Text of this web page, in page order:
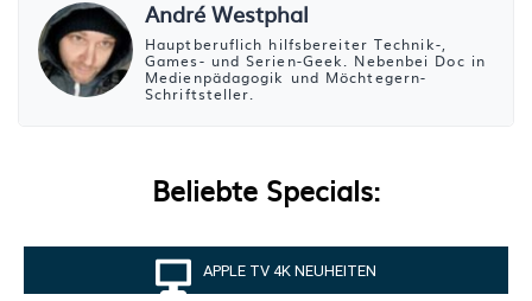
André Westphal
Hauptberuflich hilfsbereiter Technik-,
Games- und Serien-Geek. Nebenbei Doc in
Medienpädagogik und Möchtegern-
Schriftsteller.
Beliebte Specials:
APPLE TV 4K NEUHEITEN